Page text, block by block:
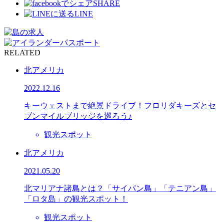
SHARE
LINE
RELATED
北アメリカ
2022.12.16
キーウェストまで絶景ドライブ！フロリダキーズとセ
ブンマイルブリッジを巡ろう♪
観光スポット
北アメリカ
2021.05.20
北マリアナ諸島とは？「サイパン島」「テニアン島」
「ロタ島」の観光スポット！
観光スポット